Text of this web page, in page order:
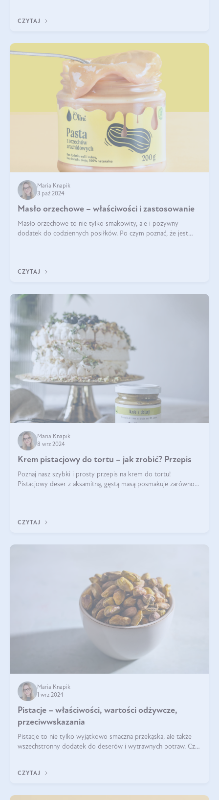
CZYTAJ
Maria Knapik
3 paź 2024
Masło orzechowe – właściwości i zastosowanie
Masło orzechowe to nie tylko smakowity, ale i pożywny
dodatek do codziennych posiłków. Po czym poznać, że jest
CZYTAJ
Maria Knapik
8 wrz 2024
Krem pistacjowy do tortu – jak zrobić? Przepis
Poznaj nasz szybki i prosty przepis na krem do tortu!
Pistacjowy deser z aksamitną, gęstą masą posmakuje zarówno
CZYTAJ
Maria Knapik
1 wrz 2024
Pistacje – właściwości, wartości odżywcze,
przeciwwskazania
Pistacje to nie tylko wyjątkowo smaczna przekąska, ale także
wszechstronny dodatek do deserów i wytrawnych potraw. Czy
CZYTAJ